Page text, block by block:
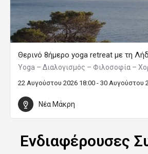
Θερινό 8ήμερο yoga retreat με τη
Yoga – Διαλογισμός – Φιλοσοφία –
22 Αυγούστου 2026 18:00 - 30 Αυγούστου
Νέα Μάκρη
Ενδιαφέρουσες